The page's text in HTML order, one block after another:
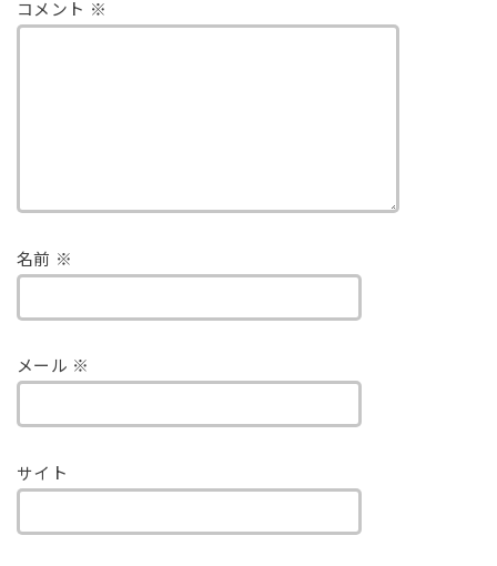
コメント ※
名前 ※
メール ※
サイト